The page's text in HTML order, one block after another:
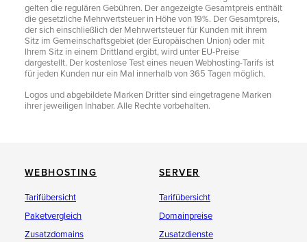
gelten die regulären Gebühren. Der angezeigte Gesamtpreis enthält
die gesetzliche Mehrwertsteuer in Höhe von 19%. Der Gesamtpreis,
der sich einschließlich der Mehrwertsteuer für Kunden mit ihrem
Sitz im Gemeinschaftsgebiet (der Europäischen Union) oder mit
Ihrem Sitz in einem Drittland ergibt, wird unter EU-Preise
dargestellt. Der kostenlose Test eines neuen Webhosting-Tarifs ist
für jeden Kunden nur ein Mal innerhalb von 365 Tagen möglich.
Logos und abgebildete Marken Dritter sind eingetragene Marken
ihrer jeweiligen Inhaber. Alle Rechte vorbehalten.
WEBHOSTING
Tarifübersicht
Paketvergleich
Zusatzdomains
SERVER
Tarifübersicht
Domainpreise
Zusatzdienste